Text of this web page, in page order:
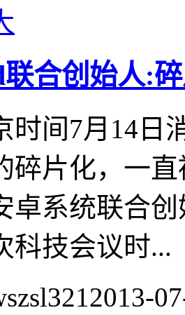
合创始人:
7月14日消
碎片化，一
卓系统联合
科技会议时...
2013-